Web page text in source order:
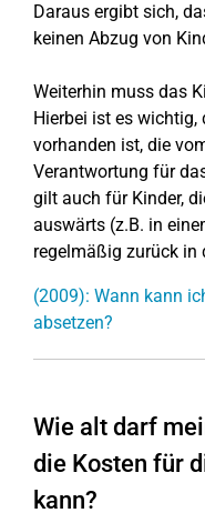
Daraus ergibt sich,
keinen Abzug von
Weiterhin muss das
Hierbei ist es
vorhanden ist, die
Verantwortung für
gilt auch für Kinder,
auswärts (z.B. in
regelmäßig zurück in
(2009): Wann kann
absetzen?
Wie alt darf
die Kosten für
kann?